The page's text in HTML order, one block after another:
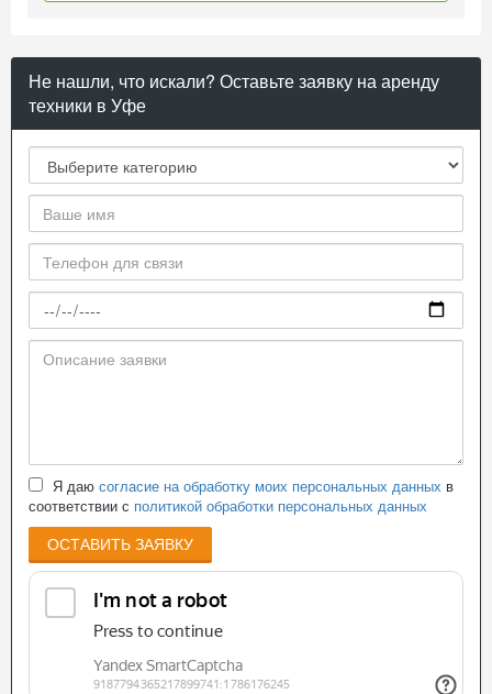
Не нашли, что искали? Оставьте заявку на аренду
техники в Уфе
Я даю согласие на обработку моих персональных данных в
соответствии с политикой обработки персональных данных
ОСТАВИТЬ ЗАЯВКУ